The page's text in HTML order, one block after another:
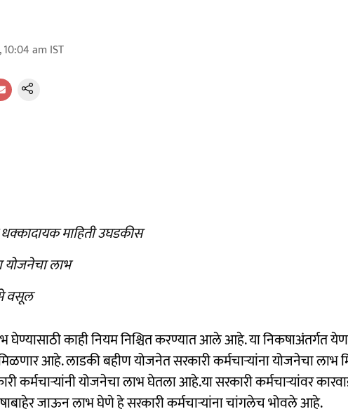
10:04 am IST
माहिती उघडकीस
योजनेचा लाभ
वसूल
काही नियम निश्चित करण्यात आले आहे. या निकषाअंतर्गत
आहे. लाडकी बहीण योजनेत सरकारी कर्मचाऱ्यांना योजनेचा लाभ
कर्मचाऱ्यांनी योजनेचा लाभ घेतला आहे.या सरकारी कर्मचाऱ्यांवर
जाऊन लाभ घेणे हे सरकारी कर्मचाऱ्यांना चांगलेच भोवले आहे.